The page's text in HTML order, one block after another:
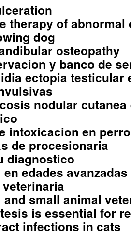
therapy of abnormal
dog
osteopathy
y banco de
ectopia testicular
nodular cutanea
intoxicacion en
de procesionaria
diagnostico
edades
small animal
is essential for
infections in cats